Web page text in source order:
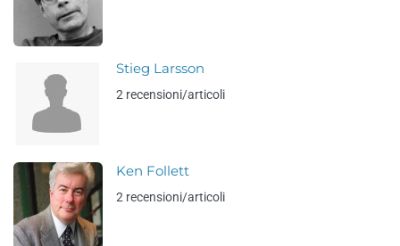
Stieg Larsson
2 recensioni/articoli
Ken Follett
2 recensioni/articoli